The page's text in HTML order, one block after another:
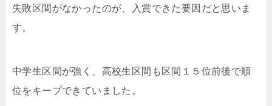
失敗区間がなかったのが、入賞できた要因だと思いま
す。
中学生区間が強く、高校生区間も区間１５位前後で順
位をキープできていました。